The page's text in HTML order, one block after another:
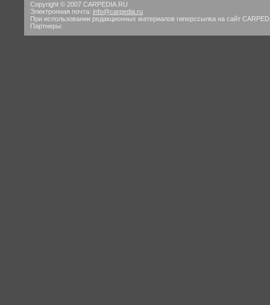
Copyright © 2007 CARPEDIA.RU
Электронная почта: info@carpedia.ru
При использовании редакционных материалов гиперссылка на сайт
Партнеры: